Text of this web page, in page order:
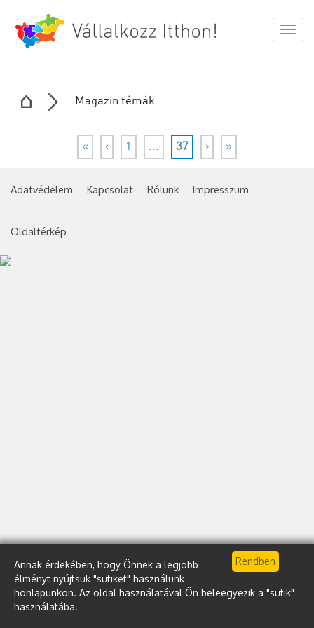
Annak érdekében, hogy Önnek a legjobb
élményt nyújtsuk "sütiket" használunk
honlapunkon. Az oldal használatával Ön beleegyezik a "sütik"
használatába.
Magazin témák
« ‹ 1 ... 37 › »
Adatvédelem Kapcsolat Rólunk Impresszum
Oldaltérkép